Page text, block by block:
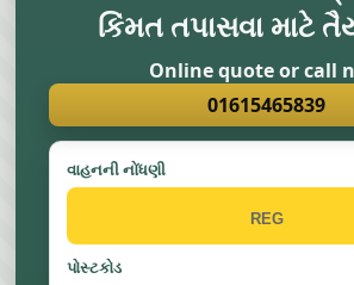
કિંમત તપાસવા માટે
Online quote or call
01615465839
વાહનની નોંધણી
પોસ્ટકોડ